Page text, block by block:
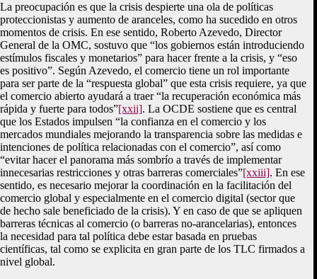
La preocupación es que la crisis despierte una ola de políticas
proteccionistas y aumento de aranceles, como ha sucedido en otros
momentos de crisis. En ese sentido, Roberto Azevedo, Director
General de la OMC, sostuvo que “los gobiernos están introduciendo
estímulos fiscales y monetarios” para hacer frente a la crisis, y “eso
es positivo”. Según Azevedo, el comercio tiene un rol importante
para ser parte de la “respuesta global” que esta crisis requiere, ya que
el comercio abierto ayudará a traer “la recuperación económica más
rápida y fuerte para todos”[xxii]. La OCDE sostiene que es central
que los Estados impulsen “la confianza en el comercio y los
mercados mundiales mejorando la transparencia sobre las medidas e
intenciones de política relacionadas con el comercio”, así como
“evitar hacer el panorama más sombrío a través de implementar
innecesarias restricciones y otras barreras comerciales”[xxiii]. En ese
sentido, es necesario mejorar la coordinación en la facilitación del
comercio global y especialmente en el comercio digital (sector que
de hecho sale beneficiado de la crisis). Y en caso de que se apliquen
barreras técnicas al comercio (o barreras no-arancelarias), entonces
la necesidad para tal política debe estar basada en pruebas
científicas, tal como se explicita en gran parte de los TLC firmados a
nivel global.